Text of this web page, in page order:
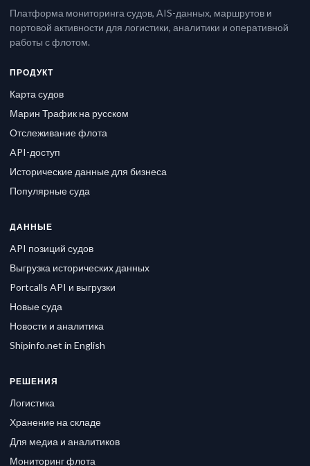
Платформа мониторинга судов, AIS-данных, маршрутов и
портовой активности для логистики, аналитики и оперативной
работы с флотом.
ПРОДУКТ
Карта судов
Марин Трафик на русском
Отслеживание флота
API-доступ
Исторические данные для бизнеса
Популярные суда
ДАННЫЕ
API позиций судов
Выгрузка исторических данных
Portcalls API и выгрузки
Новые суда
Новости и аналитика
Shipinfo.net in English
РЕШЕНИЯ
Логистика
Хранение на складе
Для медиа и аналитиков
Мониторинг флота